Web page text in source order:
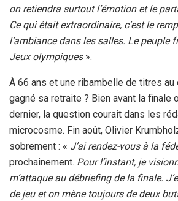
on retiendra surtout l’émotion et le
Ce qui était extraordinaire, c’est le
l’ambiance dans les salles. Le peuple
Jeux olympiques ».
À 66 ans et une ribambelle de titres au
gagné sa retraite ? Bien avant la finale
dernier, la question courait dans les
microcosme. Fin août, Olivier
sobrement : « J’ai rendez-vous à la
prochainement. Pour l’instant, je
m’attaque au débriefing de la finale.
de jeu et on mène toujours de deux